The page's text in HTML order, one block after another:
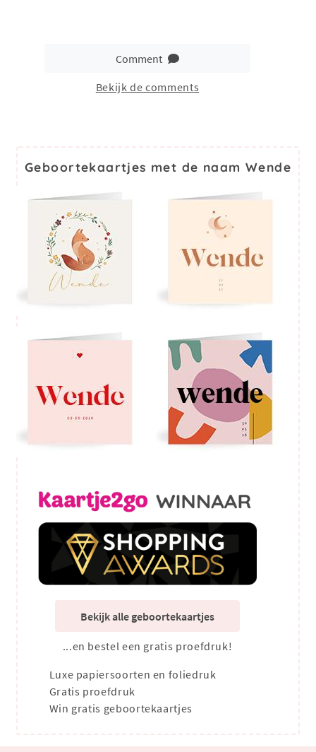
Comment
Bekijk de comments
Geboortekaartjes met de naam Wende
Bekijk alle geboortekaartjes
...en bestel een gratis proefdruk!
Luxe papiersoorten en foliedruk
Gratis proefdruk
Win gratis geboortekaartjes